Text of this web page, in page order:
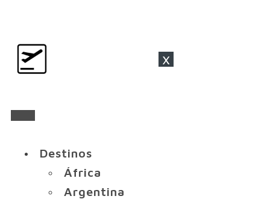
x
Destinos
África
Argentina